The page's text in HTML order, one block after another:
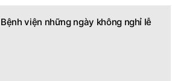
Bệnh viện những ngày không nghỉ lễ